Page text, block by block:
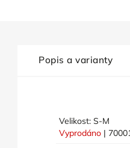
Popis a varianty
Velikost: S-M
Vyprodáno |